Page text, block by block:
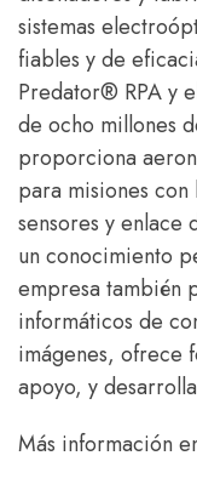
sistemas
fiables y de
Predator® RPA y
de ocho millones
proporciona
para misiones con
sensores y enlace
un conocimiento
empresa también
informáticos de
imágenes, ofrece
apoyo, y
Más información